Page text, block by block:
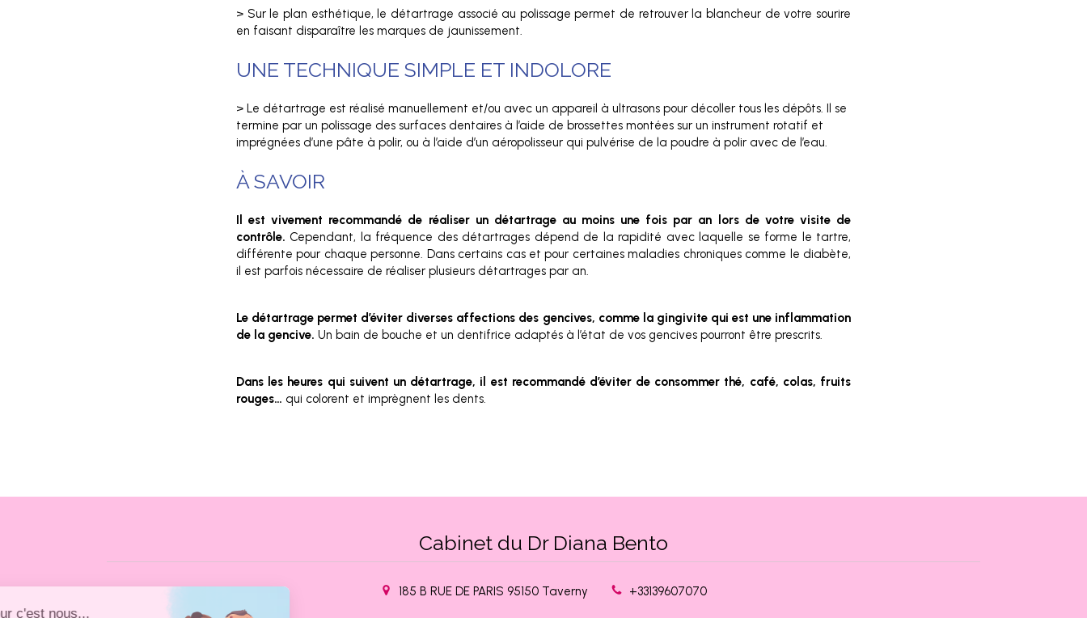
> Sur le plan esthétique, le détartrage associé au polissage permet de retrouver la blancheur de votre sourire
en faisant disparaître les marques de jaunissement.
UNE TECHNIQUE SIMPLE ET INDOLORE
> Le détartrage est réalisé manuellement et/ou avec un appareil à ultrasons pour décoller tous les dépôts. Il se
termine par un polissage des surfaces dentaires à l’aide de brossettes montées sur un instrument rotatif et
imprégnées d’une pâte à polir, ou à l’aide d’un aéropolisseur qui pulvérise de la poudre à polir avec de l’eau.
À SAVOIR
Il est vivement recommandé de réaliser un détartrage au moins une fois par an lors de votre visite de
contrôle. Cependant, la fréquence des détartrages dépend de la rapidité avec laquelle se forme le tartre,
différente pour chaque personne. Dans certains cas et pour certaines maladies chroniques comme le diabète,
il est parfois nécessaire de réaliser plusieurs détartrages par an.
Le détartrage permet d’éviter diverses affections des gencives, comme la gingivite qui est une inflammation
de la gencive. Un bain de bouche et un dentifrice adaptés à l’état de vos gencives pourront être prescrits.
Dans les heures qui suivent un détartrage, il est recommandé d’éviter de consommer thé, café, colas, fruits
rouges… qui colorent et imprègnent les dents.
Cabinet du Dr Diana Bento
185 B RUE DE PARIS 95150 Taverny +33139607070